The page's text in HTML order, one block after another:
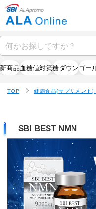
新商品血糖値対策糖ダウンゴー
TOP 健康食品(サプリメント)
SBI BEST NMN